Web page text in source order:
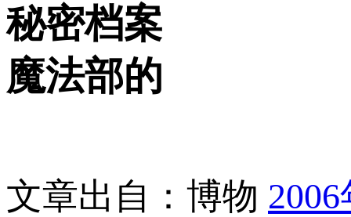
秘密档案
魔法部的
文章出自：博物